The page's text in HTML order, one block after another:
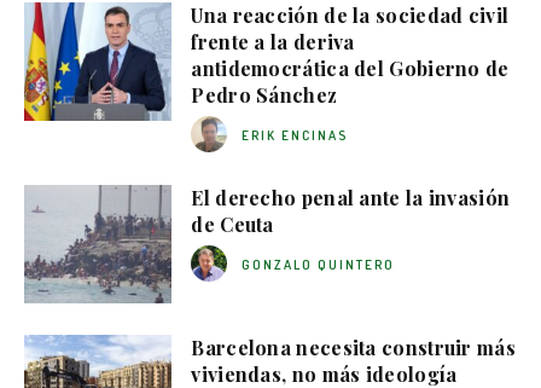
Una reacción de la sociedad civil
frente a la deriva
antidemocrática del Gobierno de
Pedro Sánchez
ERIK ENCINAS
El derecho penal ante la invasión
de Ceuta
GONZALO QUINTERO
Barcelona necesita construir más
viviendas, no más ideología